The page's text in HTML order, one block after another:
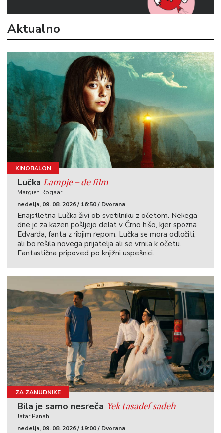
Aktualno
KINOBALON
Lučka Lampje – de film
Margien Rogaar
nedelja, 09. 08. 2026 / 16:50 / Dvorana
Enajstletna Lučka živi ob svetilniku z očetom. Nekega
dne jo za kazen pošljejo delat v Črno hišo, kjer spozna
Edvarda, fanta z ribjim repom. Lučka se mora odločiti,
ali bo rešila novega prijatelja ali se vrnila k očetu.
Fantastična pripoved po knjižni uspešnici.
ZA ZAMUDNIKE
Bila je samo nesreča Yek tasadef sadeh
Jafar Panahi
nedelja, 09. 08. 2026 / 19:00 / Dvorana